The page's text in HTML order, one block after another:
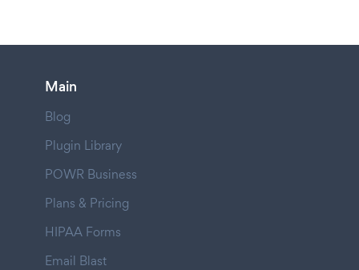
Main
Blog
Plugin Library
POWR Business
Plans & Pricing
HIPAA Forms
Email Blast